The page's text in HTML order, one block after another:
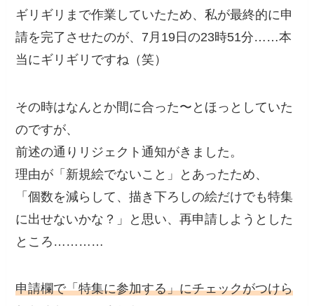
ギリギリまで作業していたため、私が最終的に申
請を完了させたのが、7月19日の23時51分……本
当にギリギリですね（笑）
その時はなんとか間に合った〜とほっとしていた
のですが、
前述の通りリジェクト通知がきました。
理由が「新規絵でないこと」とあったため、
「個数を減らして、描き下ろしの絵だけでも特集
に出せないかな？」と思い、再申請しようとした
ところ…………
申請欄で「特集に参加する」にチェックがつけら